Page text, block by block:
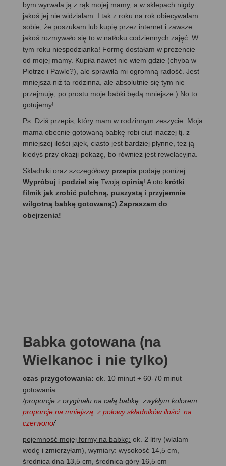
bym wyrwała ją z rąk mojej mamy, a w sklepach nigdy
jakoś jej nie widziałam. I tak z roku na rok obiecywałam
sobie, że poszukam lub kupię przez internet i zawsze
jakoś rozmywało się to w natłoku codziennych zajęć. W
tym roku niespodzianka! Formę dostałam w prezencie
od mojej mamy. Kupiła nawet nie wiem gdzie (chyba w
Piotrze i Pawle?), ale sprawiła mi ogromną radość. Jest
mniejsza niż ta rodzinna, ale absolutnie się tym nie
przejmuję, po prostu moje babki będą mniejsze:) No to
gotujemy!
Ps. Dziś przepis, który mam w rodzinnym zeszycie. Moja
mama obecnie gotowaną babkę robi ciut inaczej tj. z
mniejszej ilości jajek, ciasto jest bardziej płynne, też ją
kiedyś przy okazji pokażę, bo również jest rewelacyjna.
Składniki oraz szczegółowy przepis podaję poniżej.
Wypróbuj i podziel się Twoją opinią! A oto krótki
filmik jak zrobić pulchną, puszystą i przyjemnie
wilgotną babkę gotowaną:) Zapraszam do
obejrzenia!
Babka gotowana (na
Wielkanoc i nie tylko)
czas przygotowania: ok. 10 minut + 60-70 minut
gotowania
/proporcje z oryginału na całą babkę: zwykłym kolorem ::
proporcje na mniejszą, z połowy składników ilości: na
czerwono/
pojemność mojej formy na babkę: ok. 2 litry (wlałam
wodę i zmierzyłam), wymiary: wysokość 14,5 cm,
średnica dna 13,5 cm, średnica góry 16,5 cm